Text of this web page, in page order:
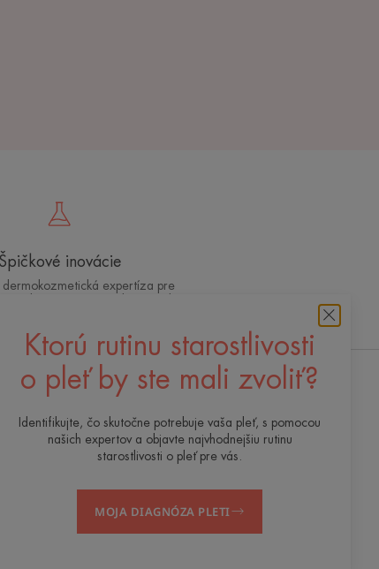
Ktorú rutinu starostlivosti
o pleť by ste mali zvoliť?
Identifikujte, čo skutočne potrebuje vaša pleť, s pomocou
našich expertov a objavte najvhodnejšiu rutinu
starostlivosti o pleť pre vás.
MOJA DIAGNÓZA PLETI
Špičkové inovácie
dermokozmetická expertíza pre
a bezpečnú starostlivosť o pleť
Odoberajte náš newsletter
Sme tu vždy pre vašu pleť! Všetky naše tipy na
každodennú starostlivosť o pleť.
PRIHLÁSIŤ SA NA ODBER NÁŠHO
NEWSLETTERA